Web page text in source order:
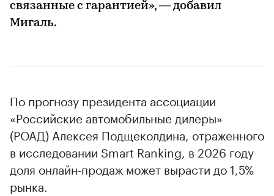
связанные с гарантией», — добавил
Мигаль.
По прогнозу президента ассоциации
«Российские автомобильные дилеры»
(РОАД) Алексея Подщеколдина, отраженного
в исследовании Smart Ranking, в 2026 году
доля онлайн‑продаж может вырасти до 1,5%
рынка.